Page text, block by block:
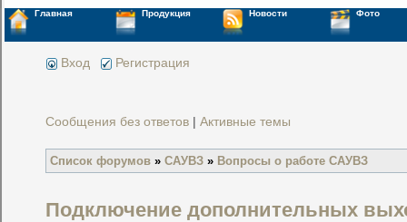
Главная Продукция Новости Фото
Вход Регистрация
Сообщения без ответов |Активные темы
Список форумов »САУВЗ » Вопросы о работе САУВЗ
Подключение дополнительных